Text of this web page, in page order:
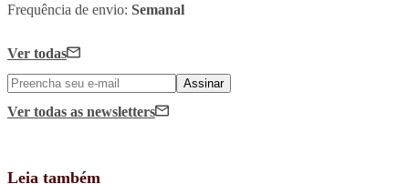
Frequência de envio: Semanal
Ver todas
Assinar
Ver todas as newsletters
Leia também